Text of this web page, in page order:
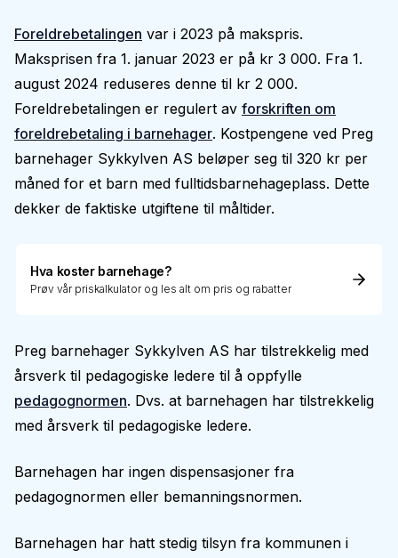
Foreldrebetalingen var i 2023 på makspris.
Maksprisen fra 1. januar 2023 er på kr 3 000. Fra 1.
august 2024 reduseres denne til kr 2 000.
Foreldrebetalingen er regulert av forskriften om
foreldrebetaling i barnehager. Kostpengene ved Preg
barnehager Sykkylven AS beløper seg til 320 kr per
måned for et barn med fulltidsbarnehageplass. Dette
dekker de faktiske utgiftene til måltider.
Hva koster barnehage?
Prøv vår priskalkulator og les alt om pris og rabatter
Preg barnehager Sykkylven AS har tilstrekkelig med
årsverk til pedagogiske ledere til å oppfylle
pedagognormen. Dvs. at barnehagen har tilstrekkelig
med årsverk til pedagogiske ledere.
Barnehagen har ingen dispensasjoner fra
pedagognormen eller bemanningsnormen.
Barnehagen har hatt stedig tilsyn fra kommunen i